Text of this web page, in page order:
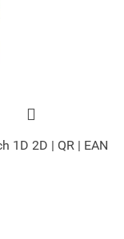
1D 2D | QR | EAN